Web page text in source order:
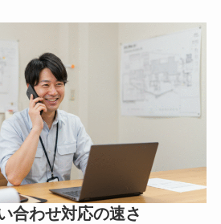
合わせ対応の速さ